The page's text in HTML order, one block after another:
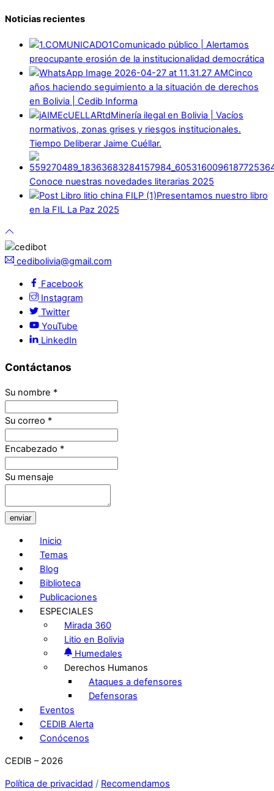
Noticias recientes
Comunicado público | Alertamos
preocupante erosión de la institucionalidad democrática
Cinco
años haciendo seguimiento a la situación de derechos
en Bolivia | Cedib Informa
Minería ilegal en Bolivia | Vacíos
normativos, zonas grises y riesgos institucionales.
Tiempo Deliberar Jaime Cuéllar.
Conoce nuestras novedades literarias 2025
Presentamos nuestro libro
en la FIL La Paz 2025
cedibolivia@gmail.com
Facebook
Instagram
Twitter
YouTube
LinkedIn
Contáctanos
Su nombre *
Su correo *
Encabezado *
Su mensaje
enviar
Inicio
Temas
Blog
Biblioteca
Publicaciones
ESPECIALES
Mirada 360
Litio en Bolivia
Humedales
Derechos Humanos
Ataques a defensores
Defensoras
Eventos
CEDIB Alerta
Conócenos
CEDIB – 2026
Política de privacidad / Recomendamos